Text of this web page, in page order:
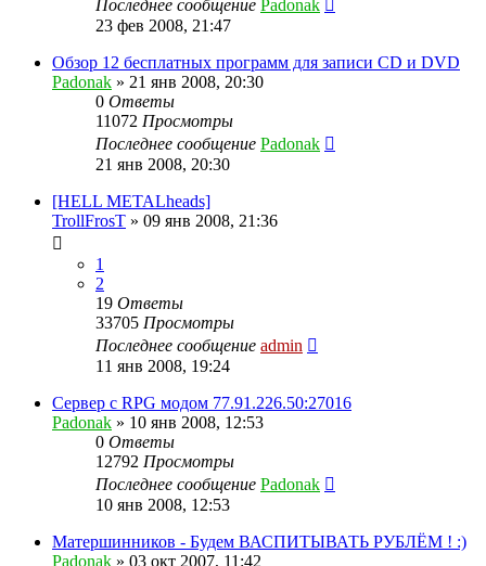
Последнее сообщение Padonak
23 фев 2008, 21:47
Обзор 12 бесплатных программ для записи CD и DVD
Padonak » 21 янв 2008, 20:30
0 Ответы
11072 Просмотры
Последнее сообщение Padonak
21 янв 2008, 20:30
[HELL METALheads]
TrollFrosT » 09 янв 2008, 21:36
1
2
19 Ответы
33705 Просмотры
Последнее сообщение admin
11 янв 2008, 19:24
Сервер с RPG модом 77.91.226.50:27016
Padonak » 10 янв 2008, 12:53
0 Ответы
12792 Просмотры
Последнее сообщение Padonak
10 янв 2008, 12:53
Матершинников - Будем ВАСПИТЫВАТЬ РУБЛЁМ ! :)
Padonak » 03 окт 2007, 11:42